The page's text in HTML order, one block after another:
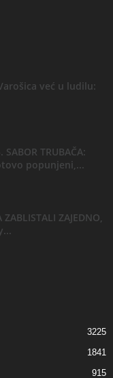
Varošica već u ludilu:
SABOR TRUBAČA:
popunjeni,...
ZAJEDNO,
3225
1841
915